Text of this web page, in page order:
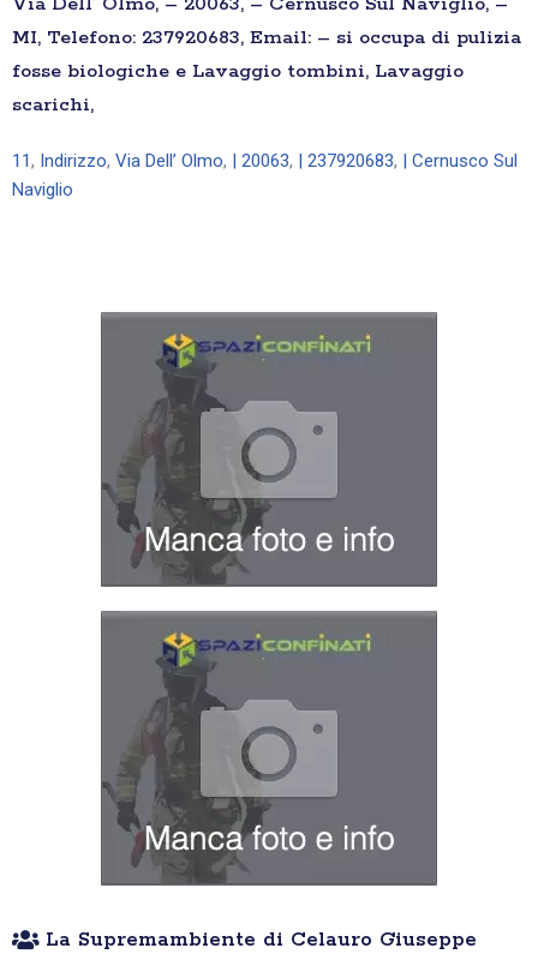
MI, Telefono: 237920683, Email: – si occupa di pulizia
fosse biologiche e Lavaggio tombini, Lavaggio
scarichi,
11, Indirizzo, Via Dell’ Olmo, | 20063, | 237920683,
| Cernusco Sul
Naviglio
La Supremambiente di Celauro Giuseppe